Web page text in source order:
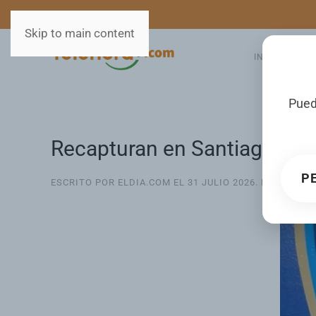
Skip to main content
INICIO
Recapturan en Santiago a
ESCRITO POR ELDIA.COM EL 31 JULIO 2026.